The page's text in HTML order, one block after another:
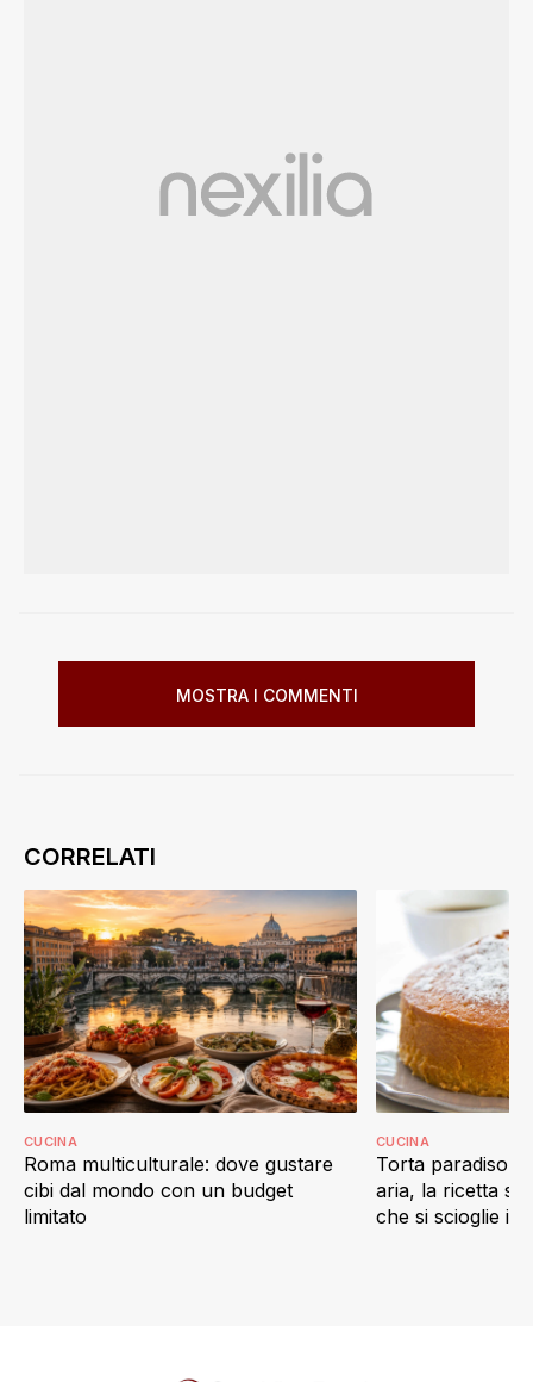
MOSTRA I COMMENTI
Roma multiculturale: dove gustare
cibi dal mondo con un budget
limitato
CUCINA
Torta paradiso
aria, la ricetta
che si scioglie in
CUCINA